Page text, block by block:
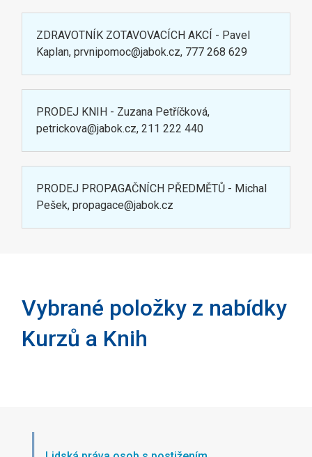
ZDRAVOTNÍK ZOTAVOVACÍCH AKCÍ - Pavel
Kaplan, prvnipomoc@jabok.cz, 777 268 629
PRODEJ KNIH - Zuzana Petříčková,
petrickova@jabok.cz, 211 222 440
PRODEJ PROPAGAČNÍCH PŘEDMĚTŮ - Michal
Pešek, propagace@jabok.cz
Vybrané položky z nabídky
Kurzů a Knih